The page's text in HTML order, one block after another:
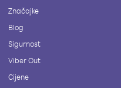
Značajke
Blog
Sigurnost
Viber Out
Cijene